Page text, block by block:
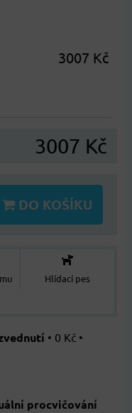
3007 Kč
3007 Kč
DO KOŠÍKU
Hlídací pes
• 0 Kč •
procvičování